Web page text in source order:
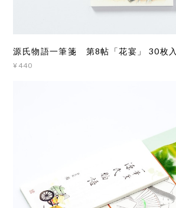
源氏物語一筆箋 第8帖「花宴」 30枚入
¥440